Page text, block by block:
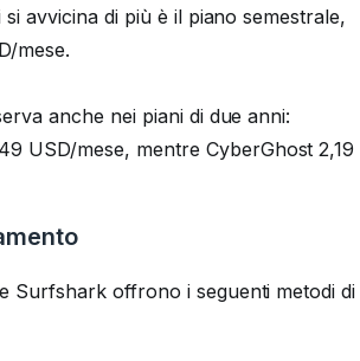
avvicina di più è il piano semestrale,
mese.
anche nei piani di due anni:
USD/mese, mentre CyberGhost 2,19
Surfshark offrono i seguenti metodi di